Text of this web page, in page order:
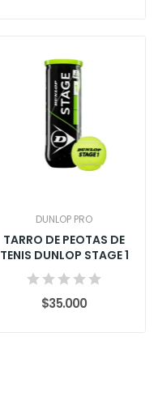
DUNLOP PRO
TARRO DE PEOTAS DE
TENIS DUNLOP STAGE 1
$35.000